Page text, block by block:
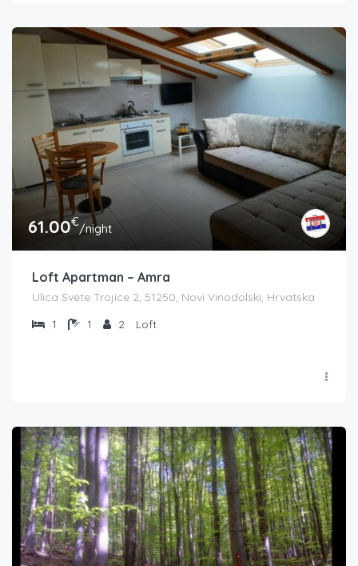
61.00€/night
Loft Apartman – Amra
Ulica Svete Trojice 2, 51250, Novi Vinodolski, Hrvatska
1
1 2 Loft